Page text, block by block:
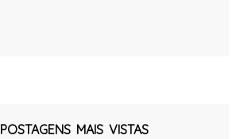
POSTAGENS MAIS VISTAS